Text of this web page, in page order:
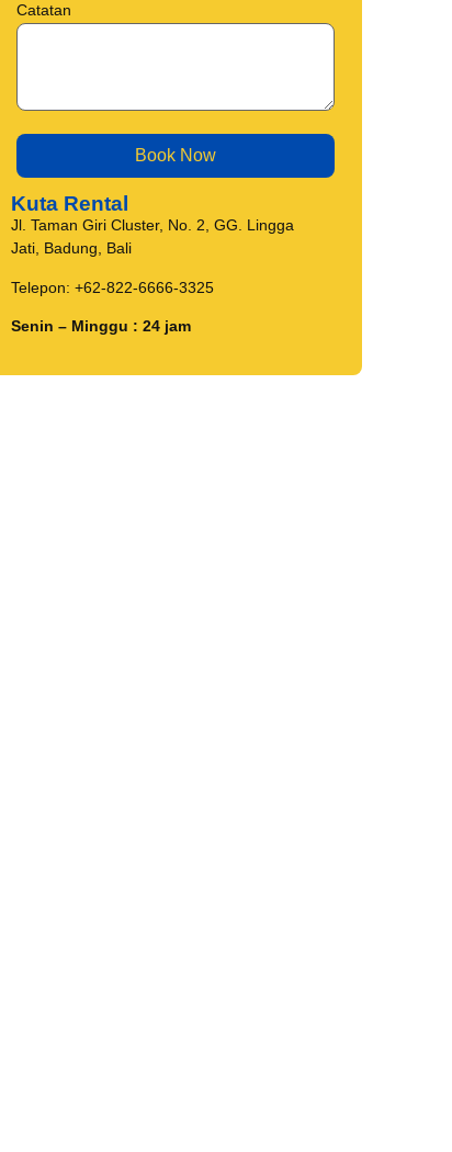
Catatan
Kuta Rental
Jl. Taman Giri Cluster, No. 2, GG. Lingga
Jati, Badung, Bali
Telepon: +62-822-6666-3325
Senin – Minggu : 24 jam